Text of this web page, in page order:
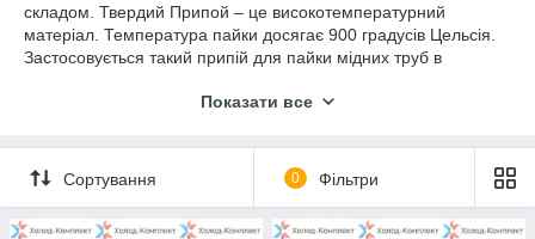
складом. Твердий Припой – це високотемпературний
матеріал. Температура пайки досягає 900 градусів Цельсія.
Застосовується такий припій для пайки мідних труб в
де необхідно мати однакові коефіцієнти розширення спайки
міді і припою, що дає високу ступінь надійності такого
з'єднання.
М'який припій випускають у вигляді дроту і застосовують при
Показати все
Сортування 0 Фільтри